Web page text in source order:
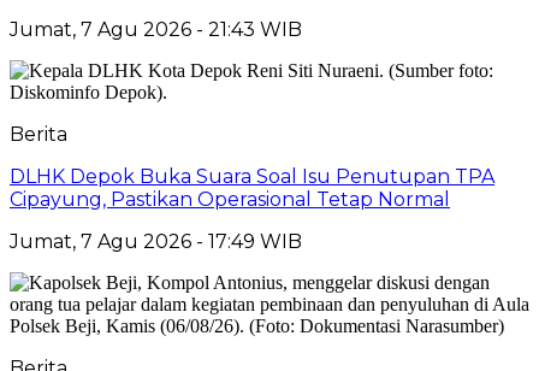
Jumat, 7 Agu 2026 - 21:43 WIB
Berita
DLHK Depok Buka Suara Soal Isu Penutupan TPA
Cipayung, Pastikan Operasional Tetap Normal
Jumat, 7 Agu 2026 - 17:49 WIB